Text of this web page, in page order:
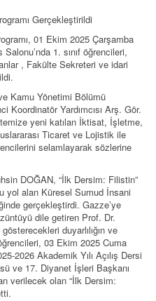
Gerçekleştirildi
01 Ekim 2025 Çarşamba
1. sınıf öğrencileri,
, Fakülte Sekreteri ve idari
Kamu Yönetimi Bölümü
Koordinatör Yardımcısı Arş. Gör.
yeni katılan İktisat, İşletme,
Ticaret ve Lojistik ile
selamlayarak sözlerine
DOĞAN, “İlk Dersim: Filistin”
yol alan Küresel Sumud İnsani
gerçekleştirdi. Gazze’ye
dile getiren Prof. Dr.
duyarlılığın ve
03 Ekim 2025 Cuma
2026 Akademik Yılı Açılış Dersi
ve 17. Diyanet İşleri Başkanı
verilecek olan “İlk Dersim: